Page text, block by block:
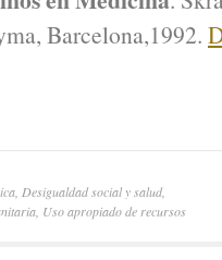
Barcelona,1992.
Desigualdad social y salud
Uso apropiado de recursos